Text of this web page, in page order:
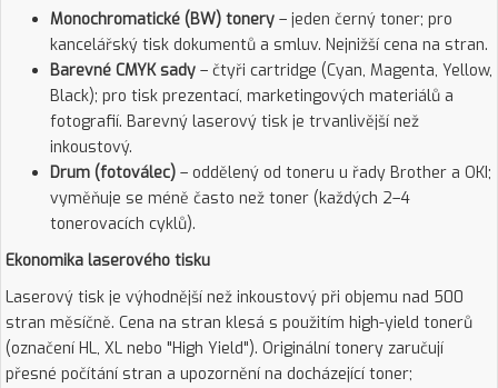
Monochromatické (BW) tonery – jeden černý toner; pro
kancelářský tisk dokumentů a smluv. Nejnižší cena na stran.
Barevné CMYK sady – čtyři cartridge (Cyan, Magenta, Yellow,
Black); pro tisk prezentací, marketingových materiálů a
fotografií. Barevný laserový tisk je trvanlivější než
inkoustový.
Drum (fotoválec) – oddělený od toneru u řady Brother a OKI;
vyměňuje se méně často než toner (každých 2–4
tonerovacích cyklů).
Ekonomika laserového tisku
Laserový tisk je výhodnější než inkoustový při objemu nad 500
stran měsíčně. Cena na stran klesá s použitím high-yield tonerů
(označení HL, XL nebo "High Yield"). Originální tonery zaručují
přesné počítání stran a upozornění na docházející toner;